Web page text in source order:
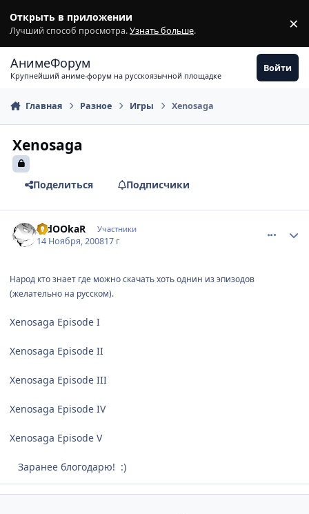
Открыть в приложении
Лучший способ просмотра.Узнать больше. ×
АнимеФорум
Крупнейший аниме-форум на русскоязычной площадке
Войти
Главная Разное Игры Xenosaga
Xenosaga
Поделиться Подписчики
AldOOkaR Участники
14 Ноября, 200817 г
Народ кто знает где можно скачать хоть однин из эпизодов
(желательно на русском).
Xenosaga Episode I
Xenosaga Episode II
Xenosaga Episode III
Xenosaga Episode IV
Xenosaga Episode V
Заранее блогодарю! :)